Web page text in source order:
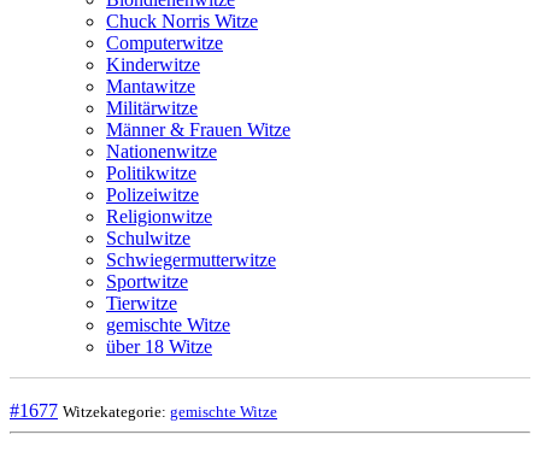
Chuck Norris Witze
Computerwitze
Kinderwitze
Mantawitze
Militärwitze
Männer & Frauen Witze
Nationenwitze
Politikwitze
Polizeiwitze
Religionwitze
Schulwitze
Schwiegermutterwitze
Sportwitze
Tierwitze
gemischte Witze
über 18 Witze
#1677 Witzekategorie: gemischte Witze